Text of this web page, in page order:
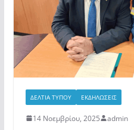
ΔΕΛΤΙΑ ΤΥΠΟΥ ΕΚΔΗΛΩΣΕΙΣ
14 Νοεμβρίου, 2025 admin